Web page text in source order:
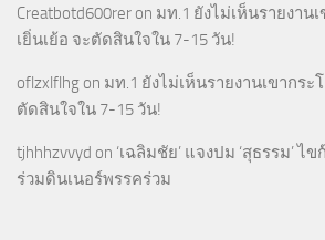
Creatbotd600rer on มท.1 ยังไม่เห็นรายงาน
เยิ่นเย้อ จะตัดสินใจใน 7-15 วัน!
oflzxlflhg on มท.1 ยังไม่เห็นรายงานเขากระ
ตัดสินใจใน 7-15 วัน!
tjhhhzvvyd on ‘เฉลิมชัย’ แจงปม ‘สุธรรม’ ไ
ร่วมดินเนอร์พรรคร่วม